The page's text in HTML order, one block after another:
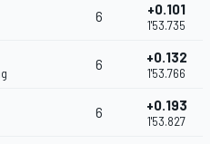
6 +0.101
1'53.735
6 +0.132
1'53.766
6 +0.193
1'53.827